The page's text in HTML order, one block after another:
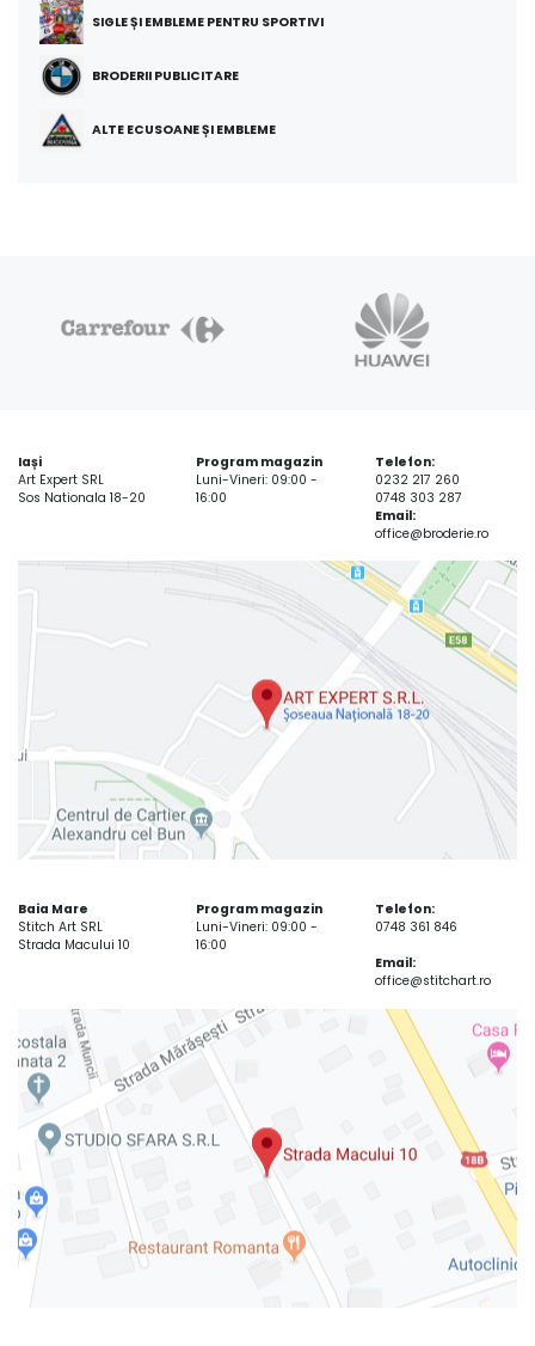
SIGLE ȘI EMBLEME PENTRU SPORTIVI
BRODERII PUBLICITARE
ALTE ECUSOANE ȘI EMBLEME
Iași
Art Expert SRL
Sos Nationala 18-20
Program magazin
Luni-Vineri: 09:00 -
16:00
Telefon:
0232 217 260
0748 303 287
Email:
office@broderie.ro
Baia Mare
Stitch Art SRL
Strada Macului 10
Program magazin
Luni-Vineri: 09:00 -
16:00
Telefon:
0748 361 846
Email:
office@stitchart.ro